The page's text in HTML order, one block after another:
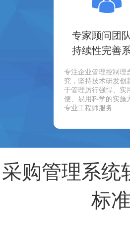
专家顾问团
持续性完善
专注企业管理控制理
究，坚持技术研发创
于管理厉行强悍、实
便、易用科学的实施
专业工程师服务
采购管理系统
标准